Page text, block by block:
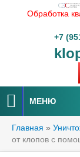
Обработка
+7
МЕНЮ
Главная »
от клопов с